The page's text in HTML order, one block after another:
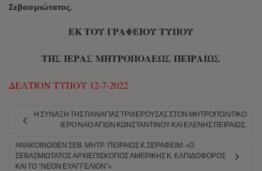
Σεβασμιώτατος.
ΕΚ ΤΟΥ ΓΡΑΦΕΙΟΥ ΤΥΠΟΥ
ΤΗΣ ΙΕΡΑΣ ΜΗΤΡΟΠΟΛΕΩΣ ΠΕΙΡΑΙΩΣ
ΔΕΛΤΙΟΝ ΤΥΠΟΥ 12-7-2022
Η ΣΎΝΑΞΗ ΤΗΣ ΠΑΝΑΓΊΑΣ ΤΡΙΧΕΡΟΎΣΑΣ ΣΤΟΝ ΜΗΤΡΟΠΟΛΙΤΙΚΌ
ΙΕΡΌ ΝΑΌ ΑΓΊΩΝ ΚΩΝΣΤΑΝΤΊΝΟΥ ΚΑΙ ΕΛΈΝΗΣ ΠΕΙΡΑΙΏΣ.
ΑΝΑΚΟΙΝΩΘΈΝ ΣΕΒ. ΜΗΤΡ. ΠΕΙΡΑΙΏΣ Κ.ΣΕΡΑΦΕΊΜ: «Ο
ΣΕΒΑΣΜΙΏΤΑΤΟΣ ΑΡΧΙΕΠΊΣΚΟΠΟΣ ΑΜΕΡΙΚΉΣ Κ. ΕΛΠΙΔΟΦΌΡΟΣ
ΚΑΙ ΤΟ “ΝΈΟΝ ΕΥΑΓΓΈΛΙΟΝ”».